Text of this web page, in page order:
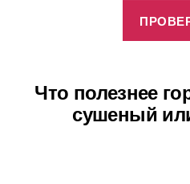
Что полезнее
сушеный